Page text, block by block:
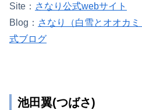
Site： さなり公式webサイト
Blog： さなり（白雪とオオカ
式ブログ
池田翼(つばさ)